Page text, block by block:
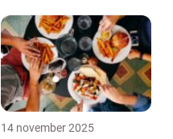
14 november 2025